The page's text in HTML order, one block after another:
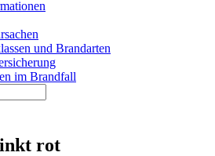
und Brandarten
im Brandfall
rot